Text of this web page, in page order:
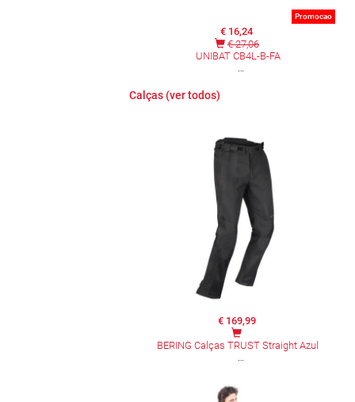
Promocao
€ 16,24
€ 27,06
UNIBAT CB4L-B-FA
Calças (ver todos)
€ 169,99
BERING Calças TRUST Straight Azul